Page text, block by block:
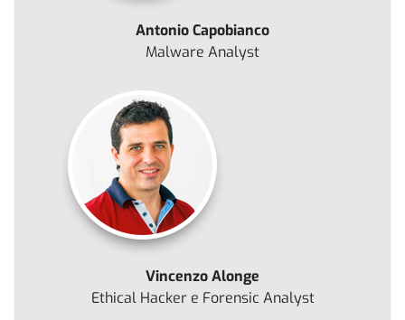
Antonio Capobianco
Malware Analyst
Vincenzo Alonge
Ethical Hacker e Forensic Analyst